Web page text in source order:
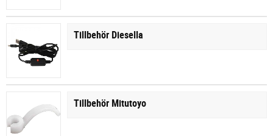
Tillbehör Diesella
Tillbehör Mitutoyo